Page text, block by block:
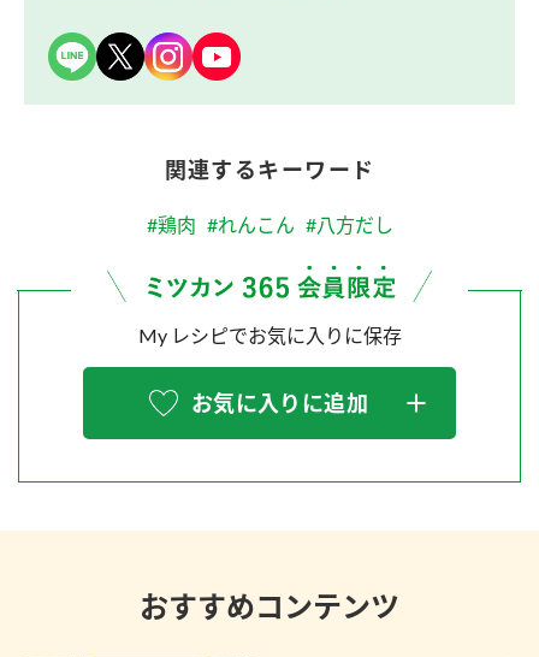
関連するキーワード
#鶏肉 #れんこん #八方だし
My レシピでお気に入りに保存
お気に入りに追加
おすすめコンテンツ